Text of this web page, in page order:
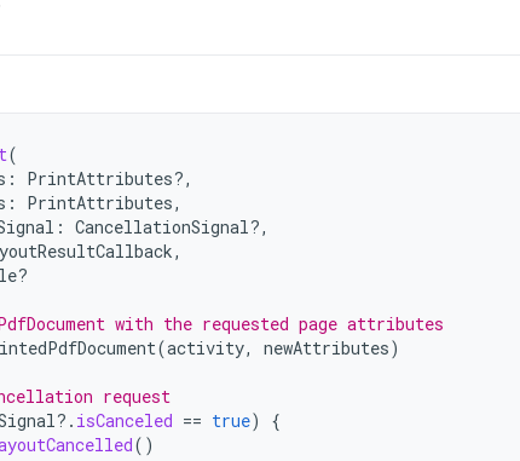
(
:
PrintAttributes?,
: PrintAttributes,
: CancellationSignal?,
,
with the requested page attributes
(activity, newAttributes)
request
?. isCanceled == true)
{
()